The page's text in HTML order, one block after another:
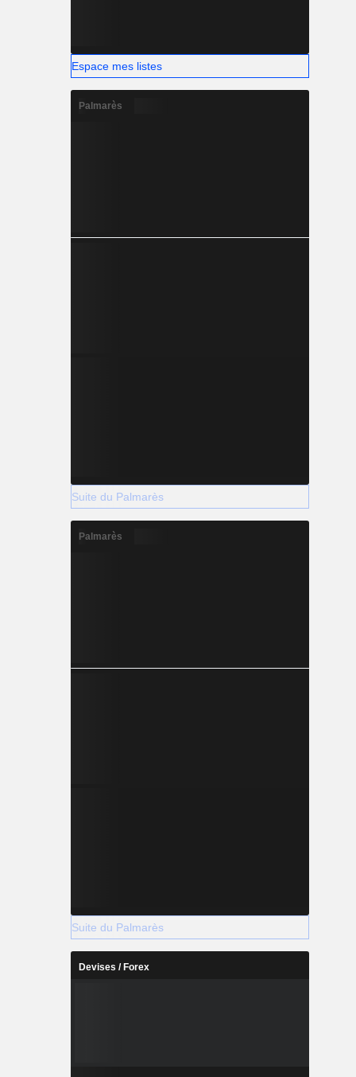
Espace mes listes
Palmarès
Suite du Palmarès
Palmarès
Suite du Palmarès
Devises / Forex